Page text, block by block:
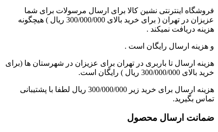
فروشگاه اینترنتی نشین کالا برای ارسال مرسولات برای شما
عزیزان در تهران ( برای خرید بالای 300/000/000 ریال ) هیچگونه
هزینه دریافت نمیکند .
و هزینه ارسال رایگان است .
هزینه ارسال تا باربری در تهران برای عزیزان در شهرستان ها (برای
خرید بالای 300/000/000 ریال ) رایگان است.
هزینه ارسال برای خرید زیر 300/000/000 ریال لطفا با پشتیبانی
تماس بگیرید.
ضمانت ارسال محصول